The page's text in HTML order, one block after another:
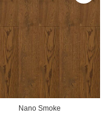
Nano Smoke